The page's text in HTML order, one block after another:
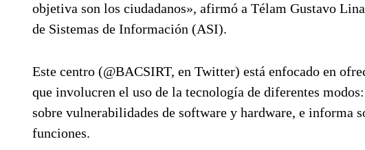
objetiva son los ciudadanos», afirmó a Télam Gustavo
de Sistemas de Información (ASI).
Este centro (@BACSIRT, en Twitter) está enfocado en
que involucren el uso de la tecnología de diferentes
sobre vulnerabilidades de software y hardware, e informa
funciones.